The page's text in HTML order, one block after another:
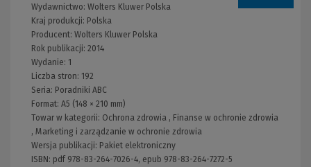
Wydawnictwo: Wolters Kluwer Polska
Kraj produkcji: Polska
Producent: Wolters Kluwer Polska
Rok publikacji: 2014
Wydanie: 1
Liczba stron: 192
Seria: Poradniki ABC
Format: A5 (148 × 210 mm)
Towar w kategorii: Ochrona zdrowia , Finanse w ochronie zdrowia
, Marketing i zarządzanie w ochronie zdrowia
Wersja publikacji: Pakiet elektroniczny
ISBN: pdf 978-83-264-7026-4, epub 978-83-264-7272-5